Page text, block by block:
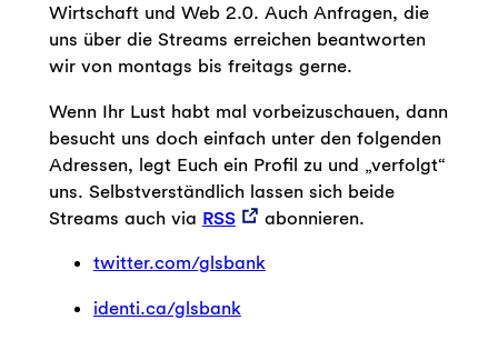
Wirtschaft und Web 2.0. Auch Anfragen, die
uns über die Streams erreichen beantworten
wir von montags bis freitags gerne.
Wenn Ihr Lust habt mal vorbeizuschauen, dann
besucht uns doch einfach unter den folgenden
Adressen, legt Euch ein Profil zu und „verfolgt“
uns. Selbstverständlich lassen sich beide
Streams auch via RSS abonnieren.
twitter.com/glsbank
identi.ca/glsbank